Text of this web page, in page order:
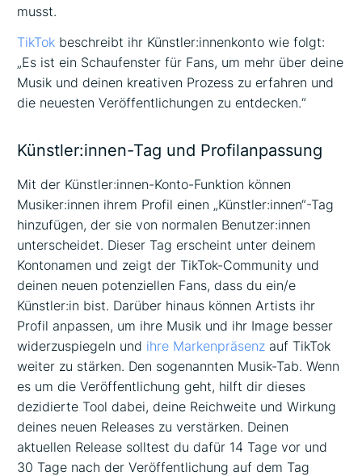
musst.
TikTok beschreibt ihr Künstler:innenkonto wie folgt:
„Es ist ein Schaufenster für Fans, um mehr über deine
Musik und deinen kreativen Prozess zu erfahren und
die neuesten Veröffentlichungen zu entdecken.“
Künstler:innen-Tag und Profilanpassung
Mit der Künstler:innen-Konto-Funktion können
Musiker:innen ihrem Profil einen „Künstler:innen“-Tag
hinzufügen, der sie von normalen Benutzer:innen
unterscheidet. Dieser Tag erscheint unter deinem
Kontonamen und zeigt der TikTok-Community und
deinen neuen potenziellen Fans, dass du ein/e
Künstler:in bist. Darüber hinaus können Artists ihr
Profil anpassen, um ihre Musik und ihr Image besser
widerzuspiegeln und ihre Markenpräsenz auf TikTok
weiter zu stärken. Den sogenannten Musik-Tab. Wenn
es um die Veröffentlichung geht, hilft dir dieses
dezidierte Tool dabei, deine Reichweite und Wirkung
deines neuen Releases zu verstärken. Deinen
aktuellen Release solltest du dafür 14 Tage vor und
30 Tage nach der Veröffentlichung auf dem Tag